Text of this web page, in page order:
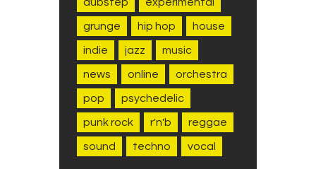
dubstep experimental
grunge hip hop house
indie jazz music
news online orchestra
pop psychedelic
punk rock r'n'b reggae
sound techno vocal